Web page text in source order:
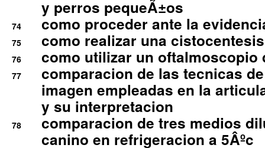
y perros pequeÃ±os
74 como proceder ante la
75 como realizar una
76 como utilizar un oftalmoscopio
77
comparacion de las tecnicas
imagen empleadas en la
y su interpretacion
78
comparacion de tres medios
canino en refrigeracion a 5Âºc